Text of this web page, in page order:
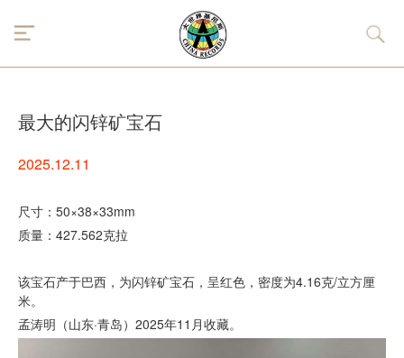
最大的闪锌矿宝石
2025.12.11
尺寸：50×38×33mm
质量：427.562克拉
该宝石产于巴西，为闪锌矿宝石，呈红色，密度为4.16克/立方厘
米。
孟涛明（山东·青岛）2025年11月收藏。